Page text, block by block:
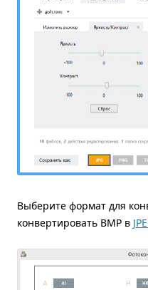
Выберите формат для
конвертировать BMP в